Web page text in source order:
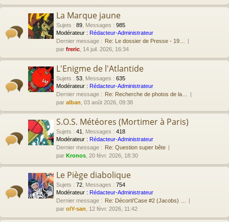
La Marque jaune
Sujets : 89 Messages : 985
Modérateur : Rédacteur-Administrateur
Dernier message :
Re: Le dossier de Presse - 19…
par freric , 14 juil. 2026, 16:34
L'Enigme de l'Atlantide
Sujets : 53 Messages : 635
Modérateur : Rédacteur-Administrateur
Dernier message :
Re: Recherche de photos de la…
par alban , 03 août 2026, 09:38
S.O.S. Météores (Mortimer à Paris)
Sujets : 41 Messages : 418
Modérateur : Rédacteur-Administrateur
Dernier message :
Re: Question super bête
par Kronos , 20 févr. 2026, 18:30
Le Piège diabolique
Sujets : 72 Messages : 754
Modérateur : Rédacteur-Administrateur
Dernier message :
Re: Décorti'Case #2 (Jacobs) …
par olY-san , 12 févr. 2026, 11:42